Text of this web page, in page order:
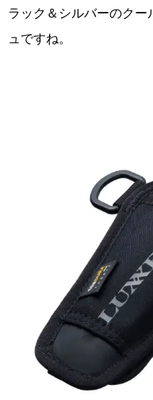
ラック＆シルバーのク
ュですね。